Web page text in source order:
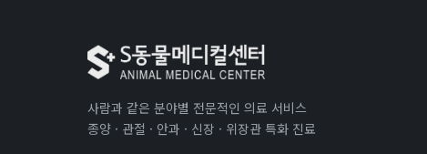
사람과 같은 분야별 전문적인 의료 서비스
종양 · 관절 · 안과 · 신장 · 위장관 특화 진료